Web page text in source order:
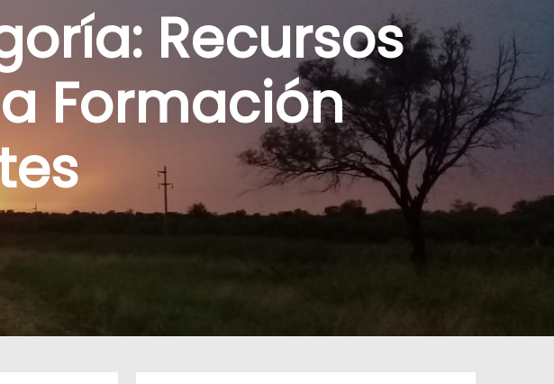
Recursos
Formación